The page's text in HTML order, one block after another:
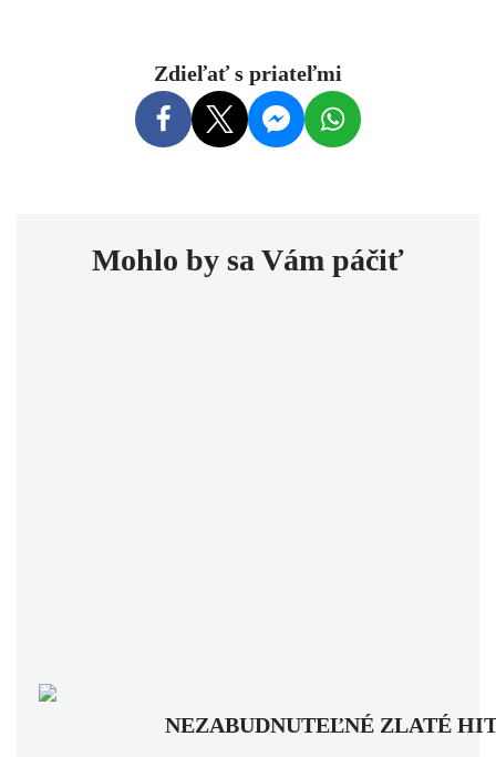
Zdieľať s priateľmi
Mohlo by sa Vám páčiť
NEZABUDNUTEĽNÉ ZLATÉ